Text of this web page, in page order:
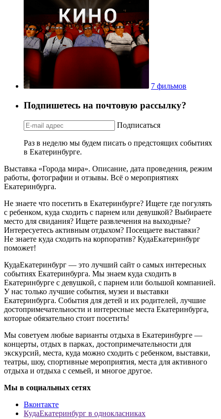
7 фильмов
Подпишетесь на почтовую рассылку?
Подписаться
Раз в неделю мы будем писать о предстоящих событиях
в Екатеринбурге.
Выставка «Города мира». Описание, дата проведения, режим
работы, фотографии и отзывы. Всё о мероприятиях
Екатеринбурга.
Не знаете что посетить в Екатеринбурге? Ищете где погулять
с ребенком, куда сходить с парнем или девушкой? Выбираете
место для свидания? Ищете развлечения на выходные?
Интересуетесь активным отдыхом? Посещаете выставки?
Не знаете куда сходить на корпоратив? КудаЕкатеринбург
поможет!
КудаЕкатеринбург — это лучший сайт о самых интересных
событиях Екатеринбурга. Мы знаем куда сходить в
Екатеринбурге с девушкой, с парнем или большой компанией.
У нас только лучшие события, музеи и выставки
Екатеринбурга. События для детей и их родителей, лучшие
достопримечательности и интересные места Екатеринбурга,
которые обязательно стоит посетить!
Мы советуем любые варианты отдыха в Екатеринбурге —
концерты, отдых в парках, достопримечательности для
экскурсий, места, куда можно сходить с ребенком, выставки,
театры, шоу, спортивные мероприятия, места для активного
отдыха и отдыха с семьей, и многое другое.
Мы в социальных сетях
Вконтакте
КудаЕкатеринбург в однокласниках